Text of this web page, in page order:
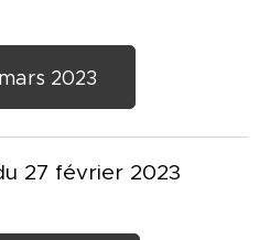
2023
27 février 2023